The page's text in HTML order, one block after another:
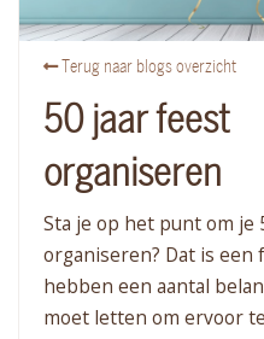
Terug naar blogs overzicht
50 jaar feest
organiseren
Sta je op het punt om je
organiseren? Dat is een
hebben een aantal
moet letten om ervoor